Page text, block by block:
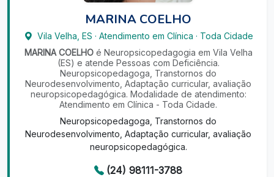
MARINA COELHO
Vila Velha ES · Atendimento em Clínica · Toda Cidade
MARINA COELHOé Neuropsicopedagogia em Vila Velha
(ES) e atende Pessoas com Deficiência.
Neuropsicopedagoga, Transtornos do
Neurodesenvolvimento, Adaptação curricular, avaliação
neuropsicopedagógica. Modalidade de atendimento:
Atendimento em Clínica - Toda Cidade.
Neuropsicopedagoga, Transtornos do
Neurodesenvolvimento, Adaptação curricular, avaliação
neuropsicopedagógica.
(24) 98111-3788